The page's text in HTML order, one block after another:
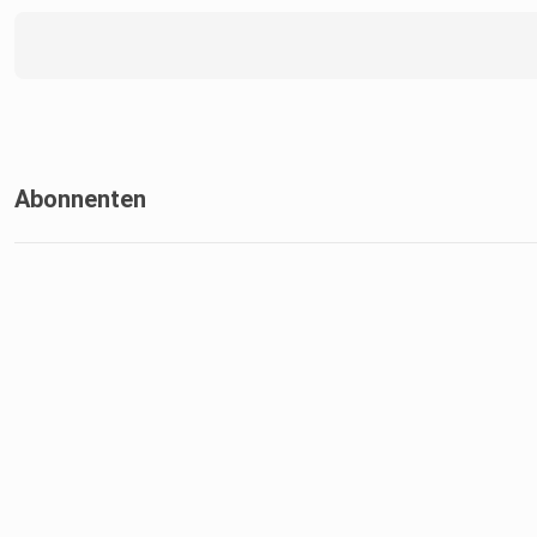
Abonnenten